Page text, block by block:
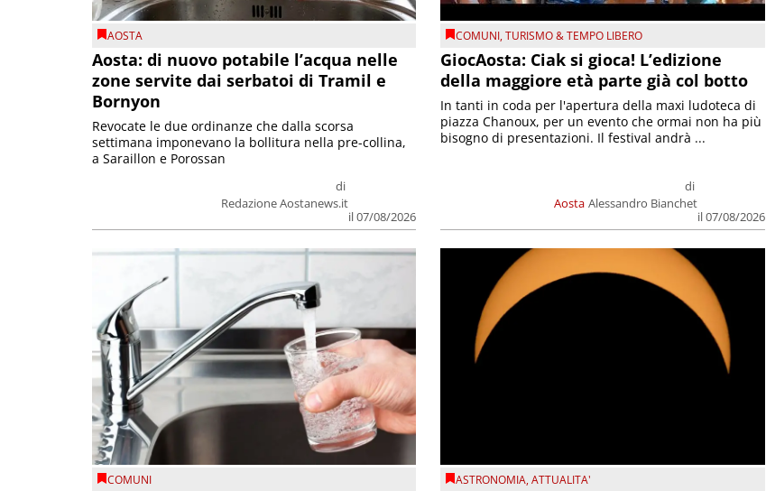
AOSTA
Aosta: di nuovo potabile l’acqua nelle
zone servite dai serbatoi di Tramil e
Bornyon
di
Redazione Aostanews.it
il 07/08/2026
Revocate le due ordinanze che dalla scorsa
settimana imponevano la bollitura nella pre-collina,
a Saraillon e Porossan
COMUNI,TURISMO & TEMPO LIBERO
GiocAosta: Ciak si gioca! L’edizione
della maggiore età parte già col botto
Aosta
di
Alessandro Bianchet
il 07/08/2026
In tanti in coda per l'apertura della maxi ludoteca di
piazza Chanoux, per un evento che ormai non ha più
bisogno di presentazioni. Il festival andrà ...
COMUNI ASTRONOMIA,ATTUALITA'